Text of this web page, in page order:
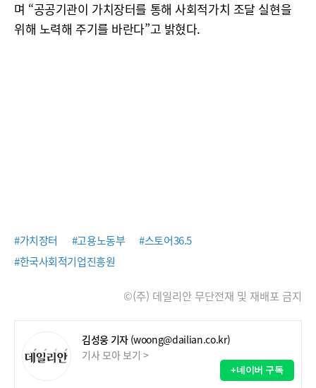
며 “공공기관이 가치장터를 통해 사회적가치 조달 실현을
위해 노력해 주기를 바란다”고 밝혔다.
#가치장터 #고용노동부
#스토어36.5
#한국사회적기업진흥원
©(주) 데일리안 무단전재 및 재배포 금지
김성웅 기자 (woong@dailian.co.kr)
기사 모아 보기 >
+네이버 구독